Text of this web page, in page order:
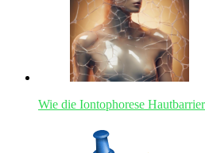
Wie die Iontophorese